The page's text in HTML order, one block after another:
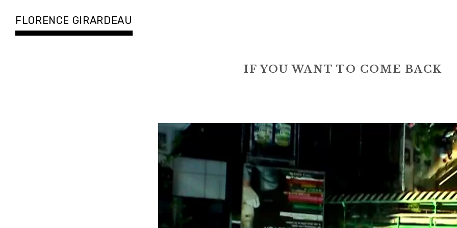
contenu
principal
FLORENCE GIRARDEAU
IF YOU WANT TO COME BACK